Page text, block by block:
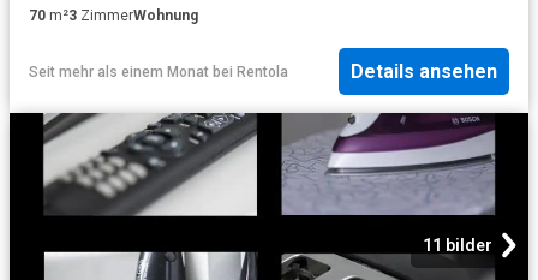
70 m²3 ZimmerWohnung
Seit mehr als einem Monat bei Rentola Details ansehen
11 bilder